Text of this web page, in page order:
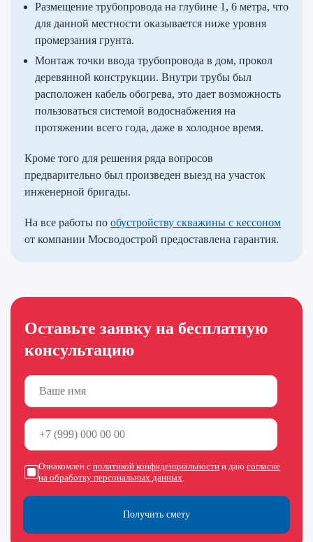
Размещение трубопровода на глубине 1, 6 метра, что
для данной местности оказывается ниже уровня
промерзания грунта.
Монтаж точки ввода трубопровода в дом, прокол
деревянной конструкции. Внутри трубы был
расположен кабель обогрева, это дает возможность
пользоваться системой водоснабжения на
протяжении всего года, даже в холодное время.
Кроме того для решения ряда вопросов
предварительно был произведен выезд на участок
инженерной бригады.
На все работы по обустройству скважины с кессоном
от компании Мосводострой предоставлена гарантия.
Оставьте заявку на бесплатную
консультацию
Получить смету
Ознакомлен с политикой конфиденциальности и даю согласие
на обработку персональных данных.